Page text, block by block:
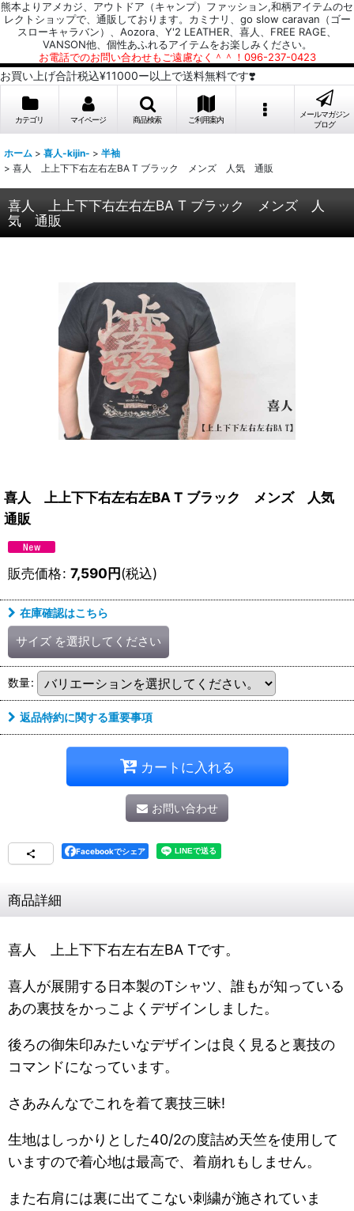
熊本よりアメカジ、アウトドア（キャンプ）ファッション,和柄アイテムのセ
レクトショップで、通販しております。カミナリ、go slow caravan（ゴー
スローキャラバン）、Aozora、Y'2 LEATHER、喜人、FREE RAGE、
VANSON他、個性あふれるアイテムをお楽しみください。
お電話でのお問い合わせもご遠慮なく＾＾！096-237-0423
お買い上げ合計税込¥11000ー以上で送料無料です❣️
カテゴリ マイページ 商品検索 ご利用案内
メールマガジン
ブログ
ホーム > 喜人-kijin- > 半袖
> 喜人 上上下下右左右左BA T ブラック メンズ 人気 通販
喜人 上上下下右左右左BA T ブラック メンズ 人
気 通販
喜人 上上下下右左右左BA T ブラック メンズ 人気
通販
販売価格: 7,590円(税込)
在庫確認はこちら
サイズ を選択してください
数量:
返品特約に関する重要事項
カートに入れる
お問い合わせ
Facebookでシェア
商品詳細
喜人 上上下下右左右左BA Tです。
喜人が展開する日本製のTシャツ、誰もが知っている
あの裏技をかっこよくデザインしました。
後ろの御朱印みたいなデザインは良く見ると裏技の
コマンドになっています。
さあみんなでこれを着て裏技三昧!
生地はしっかりとした40/2の度詰め天竺を使用して
いますので着心地は最高で、着崩れもしません。
また右肩には裏に出てこない刺繍が施されていま